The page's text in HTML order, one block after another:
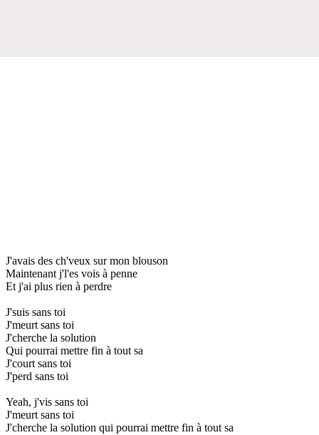
J'avais des ch'veux sur mon blouson
Maintenant j'l'es vois à penne
Et j'ai plus rien à perdre
J'suis sans toi
J'meurt sans toi
J'cherche la solution
Qui pourrai mettre fin à tout sa
J'court sans toi
J'perd sans toi
Yeah, j'vis sans toi
J'meurt sans toi
J'cherche la solution qui pourrai mettre fin à tout sa